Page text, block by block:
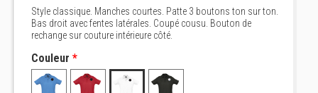
Style classique. Manches courtes. Patte 3 boutons ton sur ton.
Bas droit avec fentes latérales. Coupé cousu. Bouton de
rechange sur couture intérieure côté.
Couleur *